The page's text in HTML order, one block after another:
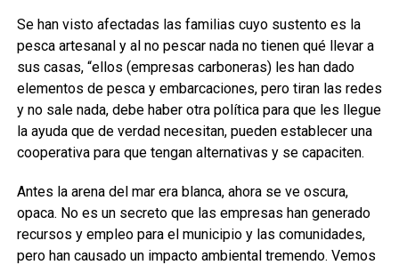
Se han visto afectadas las familias cuyo sustento es la
pesca artesanal y al no pescar nada no tienen qué llevar a
sus casas, “ellos (empresas carboneras) les han dado
elementos de pesca y embarcaciones, pero tiran las redes
y no sale nada, debe haber otra política para que les llegue
la ayuda que de verdad necesitan, pueden establecer una
cooperativa para que tengan alternativas y se capaciten.
Antes la arena del mar era blanca, ahora se ve oscura,
opaca. No es un secreto que las empresas han generado
recursos y empleo para el municipio y las comunidades,
pero han causado un impacto ambiental tremendo. Vemos